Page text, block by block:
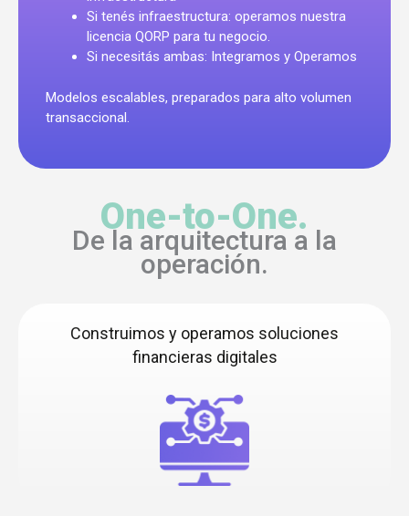
Si tenés infraestructura: operamos nuestra
licencia QORP para tu negocio.
Si necesitás ambas: Integramos y Operamos
Modelos escalables, preparados para alto volumen
transaccional.
One-to-One.
De la arquitectura a la
operación.
Construimos y operamos soluciones
financieras digitales